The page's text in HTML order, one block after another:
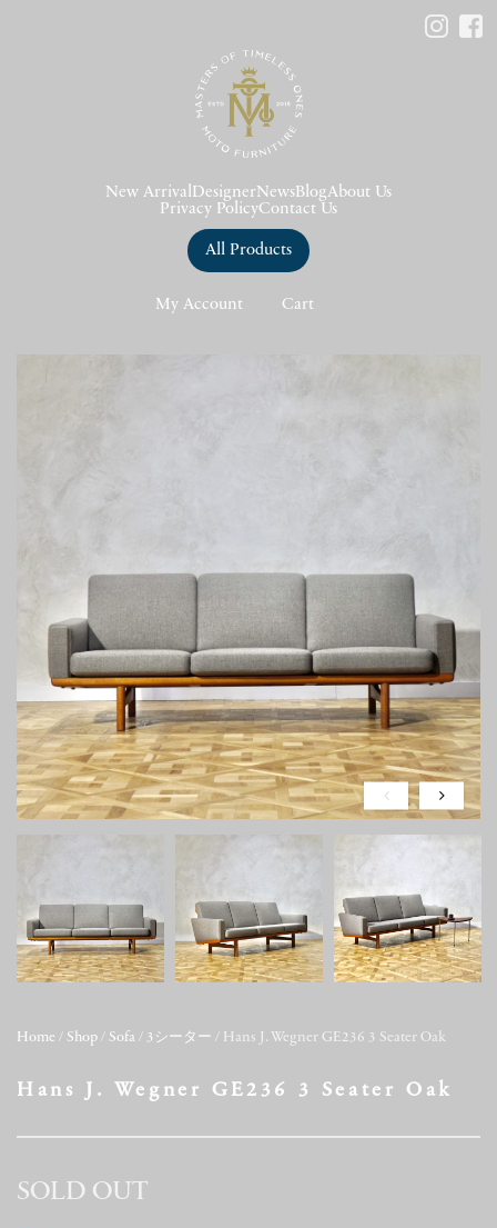
New Arrival DesignerNews BlogAbout Us
Privacy PolicyContact Us
All Products
My Account Cart
Home / Shop / Sofa / 3シーター / Hans J. Wegner GE236 3 Seater Oak
Hans J. Wegner GE236 3 Seater Oak
SOLD OUT